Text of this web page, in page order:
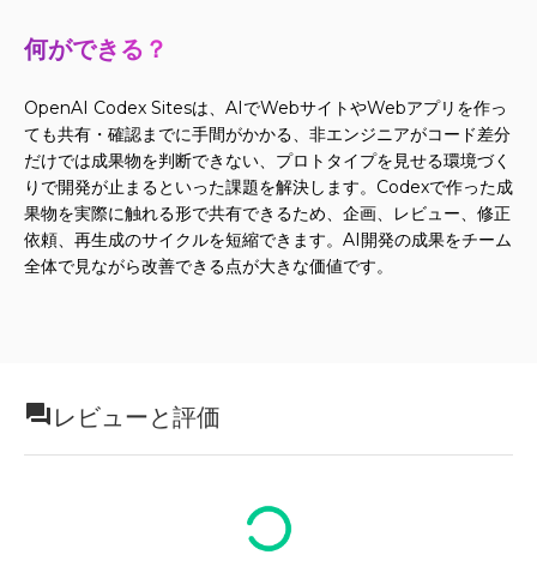
何ができる？
OpenAI Codex Sitesは、AIでWebサイトやWebアプリを作っ
ても共有・確認までに手間がかかる、非エンジニアがコード差分
だけでは成果物を判断できない、プロトタイプを見せる環境づく
りで開発が止まるといった課題を解決します。Codexで作った成
果物を実際に触れる形で共有できるため、企画、レビュー、修正
依頼、再生成のサイクルを短縮できます。AI開発の成果をチーム
全体で見ながら改善できる点が大きな価値です。
レビューと評価